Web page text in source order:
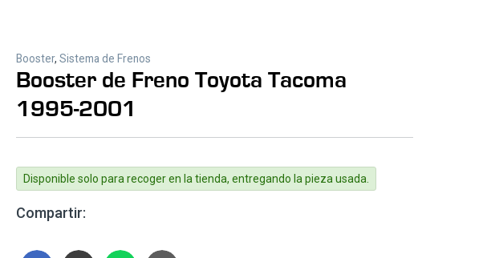
Booster, Sistema de Frenos
Booster de Freno Toyota Tacoma
1995-2001
Disponible solo para recoger en la tienda, entregando la pieza usada.
Compartir: